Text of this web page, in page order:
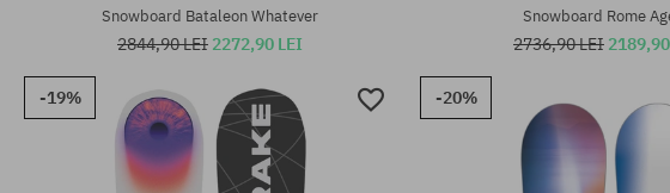
Snowboard Bataleon Whatever
2844,90 LEI 2272,90 LEI
Snowboard Rome
2736,90 LEI
-19% -20%